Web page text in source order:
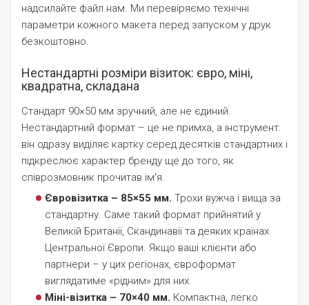
надсилайте файл нам. Ми перевіряємо технічні
параметри кожного макета перед запуском у друк
безкоштовно.
Нестандартні розміри візиток: євро, міні,
квадратна, складана
Стандарт 90×50 мм зручний, але не єдиний.
Нестандартний формат – це не примха, а інструмент:
він одразу виділяє картку серед десятків стандартних і
підкреслює характер бренду ще до того, як
співрозмовник прочитав ім'я.
Євровізитка – 85×55 мм. Трохи вужча і вища за
стандартну. Саме такий формат прийнятий у
Великій Британії, Скандинавії та деяких країнах
Центральної Європи. Якщо ваші клієнти або
партнери – у цих регіонах, євроформат
виглядатиме «рідним» для них.
Міні-візитка – 70×40 мм. Компактна, легко